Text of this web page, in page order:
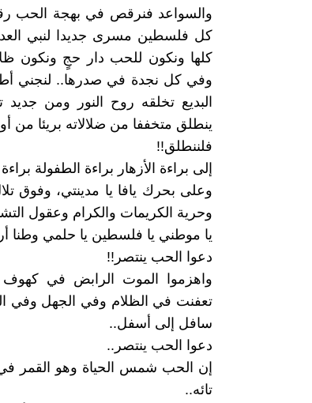
والسواعد فنرقص في بهجة الحب
كل فلسطين مسرى جديدا لنبي
كلها ونكون للحب دار حجٍ ونكون
وفي كل نجدة في صدرها.. لنجني
البديع تخلقه روح النور ومن
ينطلق متخففا من ضلالاته بريئا من
فلننطلق!!
إلى براءة الأزهار براءة الطفولة
وعلى بحرك يافا يا مدينتي، وفوق
وحرية الكريمات والكرام وعقول
يا موطني يا فلسطين يا حلمي وطنا
دعوا الحب ينتصر!!
واهزموا الموت الرابض في كهوف
تعفنت في الظلام وفي الجهل وفي
سافل إلى أسفل..
دعوا الحب ينتصر..
إن الحب شمس الحياة وهو القمر في
تائه..